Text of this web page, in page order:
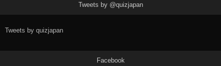
Tweets by @quizjapan
Tweets by quizjapan
Facebook